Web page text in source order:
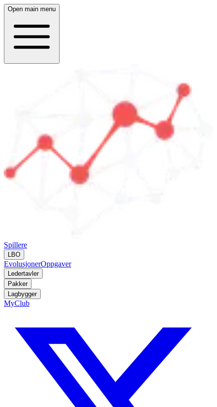
Open main menu
Spillere
LBO
EvolusjonerOppgaver
Ledertavler
Pakker
Lagbygger
MyClub